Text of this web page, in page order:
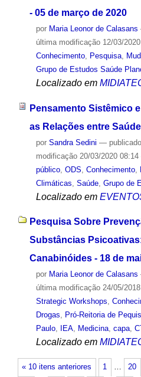
- 05 de março de 2020
por Maria Leonor de Calasans
última modificação12/03/
Conhecimento, Pesquisa,
Grupo de Estudos Saúde
Localizado em
Pensamento Sistêmico
as Relações entre
por Sandra Sedini — publicado
modificação20/03/2020 08:14
público, ODS Conhecimento,
Climáticas Saúde, Grupo de
Localizado em
Pesquisa Sobre
Substâncias
Canabinóides - 18 de
por Maria Leonor de Calasans
última modificação24/05/
Strategic Workshops,
Drogas, Pró-Reitoria de
Paulo, IEA, Medicina, capa,
Localizado em
« 10 itens anteriores 1 … 20